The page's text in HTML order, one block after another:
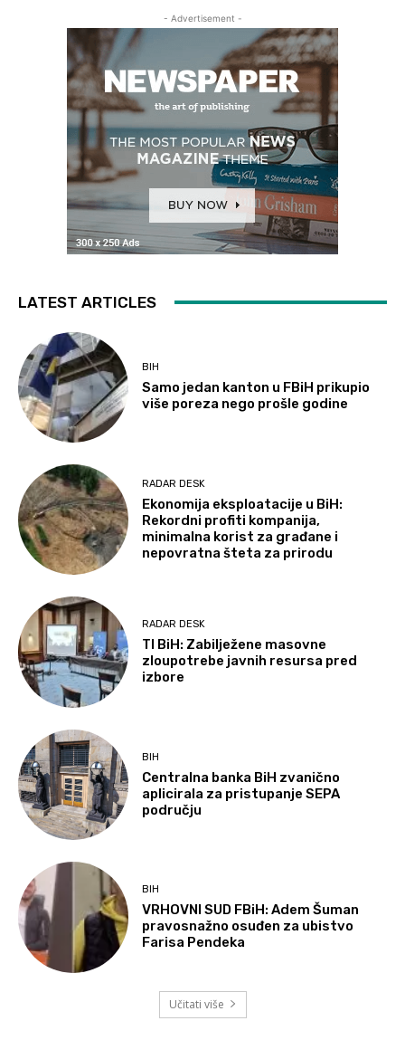
- Advertisement -
LATEST ARTICLES
BIH
Samo jedan kanton u FBiH prikupio
više poreza nego prošle godine
RADAR DESK
Ekonomija eksploatacije u BiH:
Rekordni profiti kompanija,
minimalna korist za građane i
nepovratna šteta za prirodu
RADAR DESK
TI BiH: Zabilježene masovne
zloupotrebe javnih resursa pred
izbore
BIH
Centralna banka BiH zvanično
aplicirala za pristupanje SEPA
području
BIH
VRHOVNI SUD FBiH: Adem Šuman
pravosnažno osuđen za ubistvo
Farisa Pendeka
Učitati više